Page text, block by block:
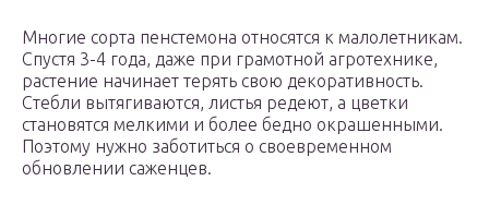
Многие сорта пенстемона относятся к малолетникам.
Спустя 3-4 года, даже при грамотной агротехнике,
растение начинает терять свою декоративность.
Стебли вытягиваются, листья редеют, а цветки
становятся мелкими и более бедно окрашенными.
Поэтому нужно заботиться о своевременном
обновлении саженцев.